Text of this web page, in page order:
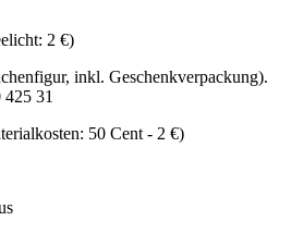
2 €)
inkl. Geschenkverpackung).
31
50 Cent - 2 €)